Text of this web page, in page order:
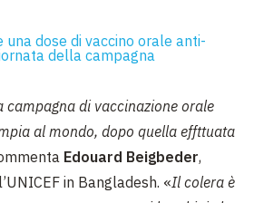
campagna di vaccinazione orale
al mondo, dopo quella effttuata
Edouard Beigbeder,
in Bangladesh. «Il colera è